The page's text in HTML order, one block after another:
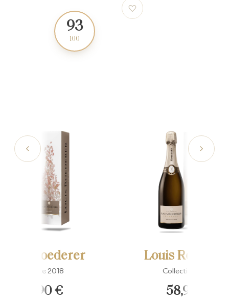
93
100
Roederer
Vintage 2018
89,90 €
Louis
Collection 244
58,90 €